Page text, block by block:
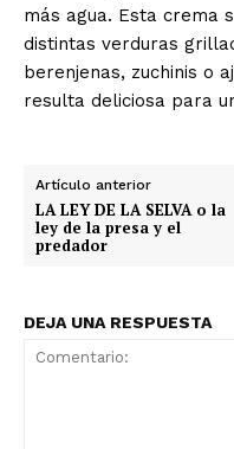
más agua. Esta crema
distintas verduras
berenjenas, zuchinis o
resulta deliciosa para
Artículo anterior
LA LEY DE LA SELVA o la
ley de la presa y el
predador
DEJA UNA RESPUESTA